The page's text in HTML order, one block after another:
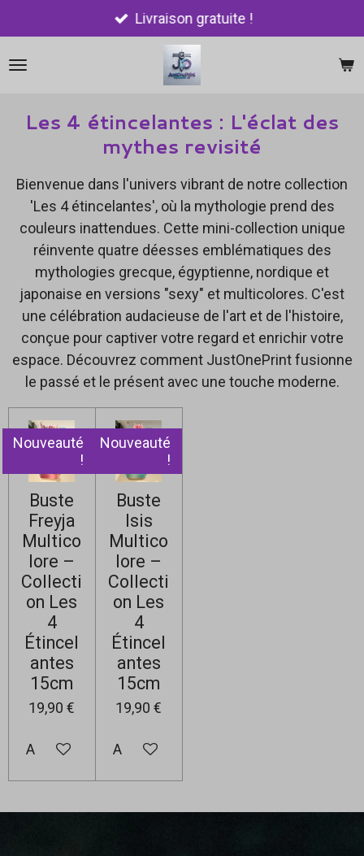
au
contenu
Livraison gratuite !
Les 4 étincelantes : L'éclat des
mythes revisité
Bienvenue dans l'univers vibrant de notre collection
'Les 4 étincelantes', où la mythologie prend des
couleurs inattendues. Cette mini-collection unique
réinvente quatre déesses emblématiques des
mythologies grecque, égyptienne, nordique et
japonaise en versions "sexy" et multicolores. C'est
une célébration audacieuse de l'art et de l'histoire,
conçue pour captiver votre regard et enrichir votre
espace. Découvrez comment JustOnePrint fusionne
le passé et le présent avec une touche moderne.
Nouveauté
!
Buste
Freyja
Multico
lore –
Collecti
on Les
4
Étincel
antes
15cm
19,90 €
Ajouter au panier
Nouveauté
!
Buste
Isis
Multico
lore –
Collecti
on Les
4
Étincel
antes
15cm
19,90 €
Ajouter au panier